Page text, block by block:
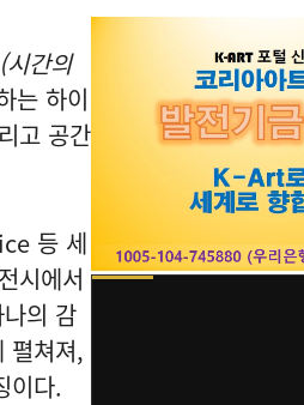
간의
는 하이
고 공간
등 세
시에서
의 감
펼쳐져,
이다.